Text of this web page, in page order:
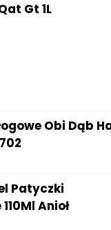
Gt 1L
Obi Dąb
Patyczki
Anioł